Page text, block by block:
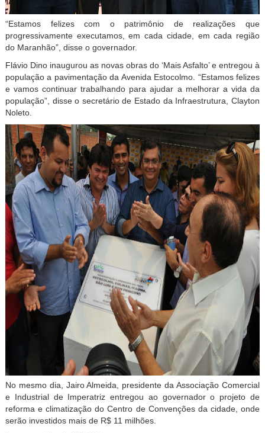
“Estamos felizes com o patrimônio de realizações que
progressivamente executamos, em cada cidade, em cada região
do Maranhão”, disse o governador.
Flávio Dino inaugurou as novas obras do ‘Mais Asfalto’ e entregou à
população a pavimentação da Avenida Estocolmo. “Estamos felizes
e vamos continuar trabalhando para ajudar a melhorar a vida da
população”, disse o secretário de Estado da Infraestrutura, Clayton
Noleto.
No mesmo dia, Jairo Almeida, presidente da Associação Comercial
e Industrial de Imperatriz entregou ao governador o projeto de
reforma e climatização do Centro de Convenções da cidade, onde
serão investidos mais de R$ 11 milhões.